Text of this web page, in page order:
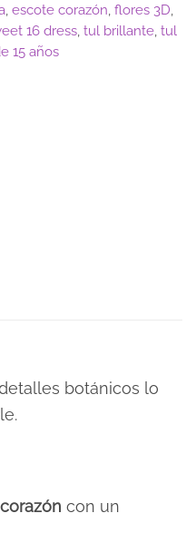
escote corazón flores 3D
16 dress tul brillante tul
15 años
botánicos lo
con un